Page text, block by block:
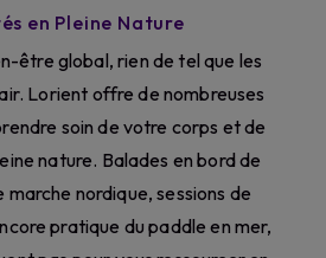
en Pleine Nature
être global, rien de tel que les
Lorient offre de nombreuses
soin de votre corps et de
nature. Balades en bord de
marche nordique, sessions de
pratique du paddle en mer,